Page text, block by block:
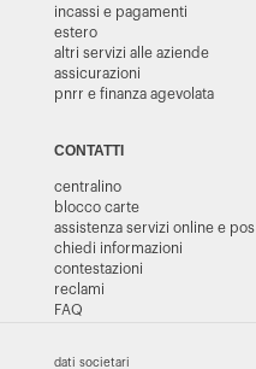
incassi e pagamenti
estero
altri servizi alle aziende
assicurazioni
pnrr e finanza agevolata
CONTATTI
centralino
blocco carte
assistenza servizi online e pos
chiedi informazioni
contestazioni
reclami
FAQ
dati societari